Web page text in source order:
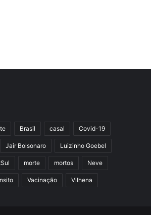
Brasil casal Covid-19
Jair Bolsonaro Luizinho Goebel
morte mortos Neve
Vacinação Vilhena